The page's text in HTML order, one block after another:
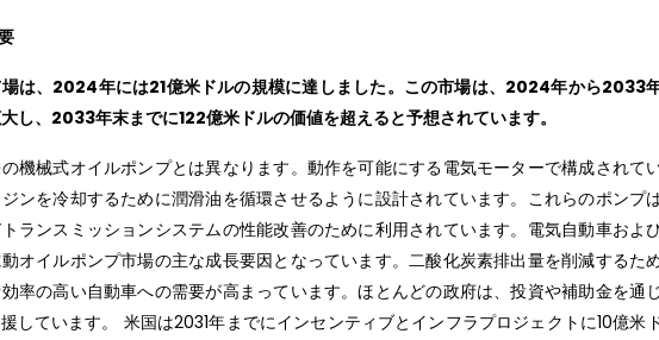
は、2024年には21億米ドルの規模に達しました。この市場は、2024年から2033
し、2033年末までに122億米ドルの価値を超えると予想されています。
機械式オイルポンプとは異なります。動作を可能にする電気モーターで構成されてい
ンを冷却するために潤滑油を循環させるように設計されています。これらのポンプ
ランスミッションシステムの性能改善のために利用されています。電気自動車およ
オイルポンプ市場の主な成長要因となっています。二酸化炭素排出量を削減するた
率の高い自動車への需要が高まっています。ほとんどの政府は、投資や補助金を通
しています。 米国は2031年までにインセンティブとインフラプロジェクトに10億米